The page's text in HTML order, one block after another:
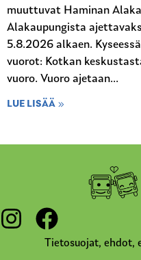
muuttuvat Haminan
Alakaupungista
5.8.2026 alkaen.
vuorot: Kotkan
vuoro. Vuoro ajetaan...
LUE LISÄÄ
Tietosuojat, ehdot,